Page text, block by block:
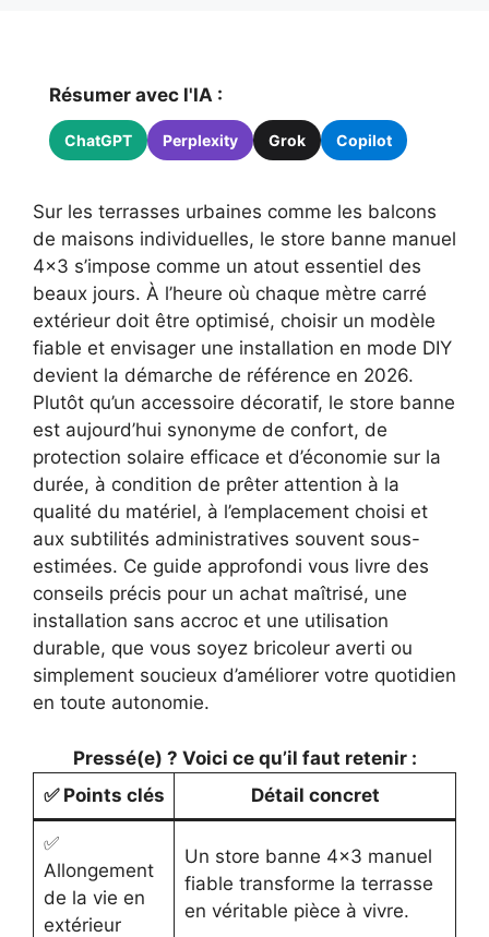
Résumer avec l'IA :
ChatGPT Perplexity Grok Copilot
Sur les terrasses urbaines comme les balcons
de maisons individuelles, le store banne manuel
4×3 s’impose comme un atout essentiel des
beaux jours. À l’heure où chaque mètre carré
extérieur doit être optimisé, choisir un modèle
fiable et envisager une installation en mode DIY
devient la démarche de référence en 2026.
Plutôt qu’un accessoire décoratif, le store banne
est aujourd’hui synonyme de confort, de
protection solaire efficace et d’économie sur la
durée, à condition de prêter attention à la
qualité du matériel, à l’emplacement choisi et
aux subtilités administratives souvent sous-
estimées. Ce guide approfondi vous livre des
conseils précis pour un achat maîtrisé, une
installation sans accroc et une utilisation
durable, que vous soyez bricoleur averti ou
simplement soucieux d’améliorer votre quotidien
en toute autonomie.
Pressé(e) ? Voici ce qu’il faut retenir :
✅ Points clés
Détail concret
✅
Allongement
de la vie en
extérieur
Un store banne 4×3 manuel
fiable transforme la terrasse
en véritable pièce à vivre.